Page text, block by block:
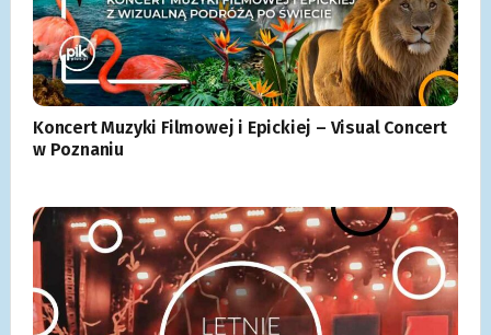
Koncert Muzyki Filmowej i Epickiej – Visual Concert
w Poznaniu